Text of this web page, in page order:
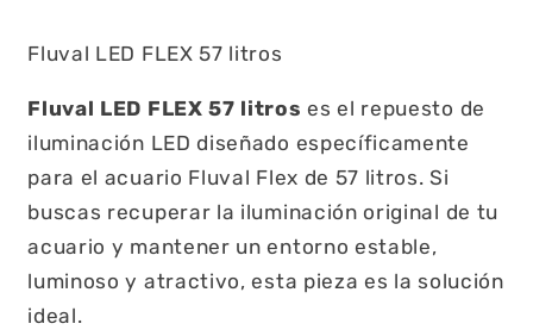
Fluval LED FLEX 57 litros
Fluval LED FLEX 57 litros es el repuesto de
iluminación LED diseñado específicamente
para el acuario Fluval Flex de 57 litros. Si
buscas recuperar la iluminación original de tu
acuario y mantener un entorno estable,
luminoso y atractivo, esta pieza es la solución
ideal.